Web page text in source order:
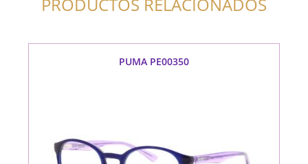
PRODUCTOS RELACIONADOS
PUMA PE00350